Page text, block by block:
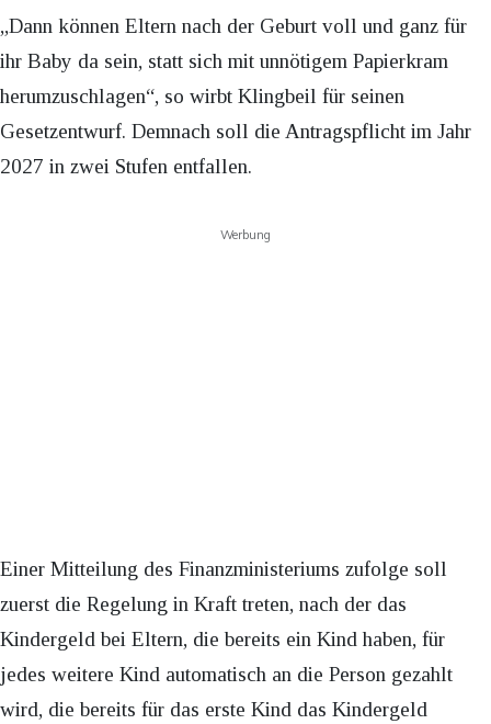
„Dann können Eltern nach der Geburt voll und ganz für
ihr Baby da sein, statt sich mit unnötigem Papierkram
herumzuschlagen“, so wirbt Klingbeil für seinen
Gesetzentwurf. Demnach soll die Antragspflicht im Jahr
2027 in zwei Stufen entfallen.
Werbung
Einer Mitteilung des Finanzministeriums zufolge soll
zuerst die Regelung in Kraft treten, nach der das
Kindergeld bei Eltern, die bereits ein Kind haben, für
jedes weitere Kind automatisch an die Person gezahlt
wird, die bereits für das erste Kind das Kindergeld